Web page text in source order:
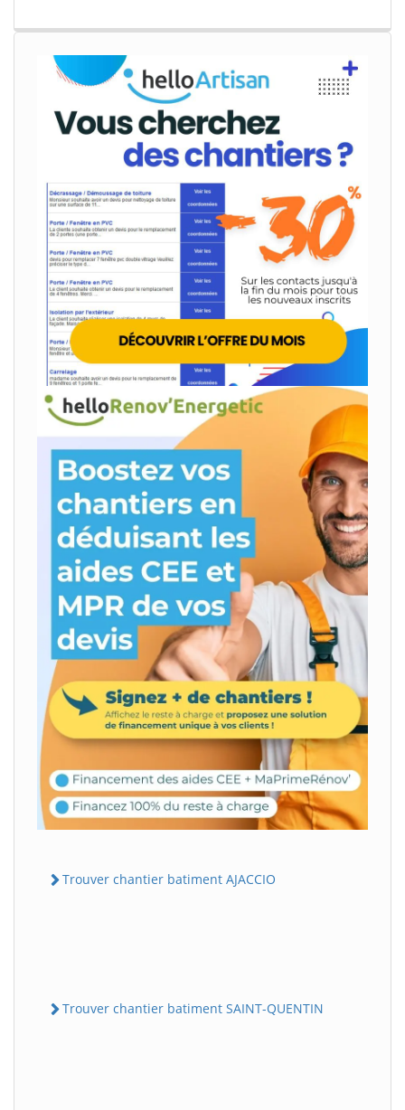
Trouver chantier batiment AJACCIO
Trouver chantier batiment SAINT-QUENTIN